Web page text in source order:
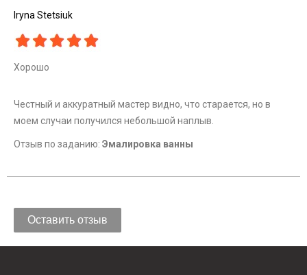
Iryna Stetsiuk
Хорошо
Честный и аккуратный мастер видно, что старается, но в
моем случаи получился небольшой наплыв.
Отзыв по заданию: Эмалировка ванны
Оставить отзыв